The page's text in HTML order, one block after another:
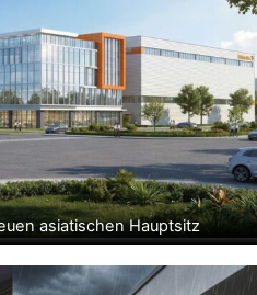
asiatischen Hauptsitz